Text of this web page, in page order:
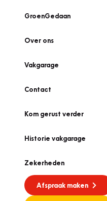
GroenGedaan
Over ons
Vakgarage
Contact
Kom gerust verder
Historie vakgarage
Zekerheden
Afspraak maken